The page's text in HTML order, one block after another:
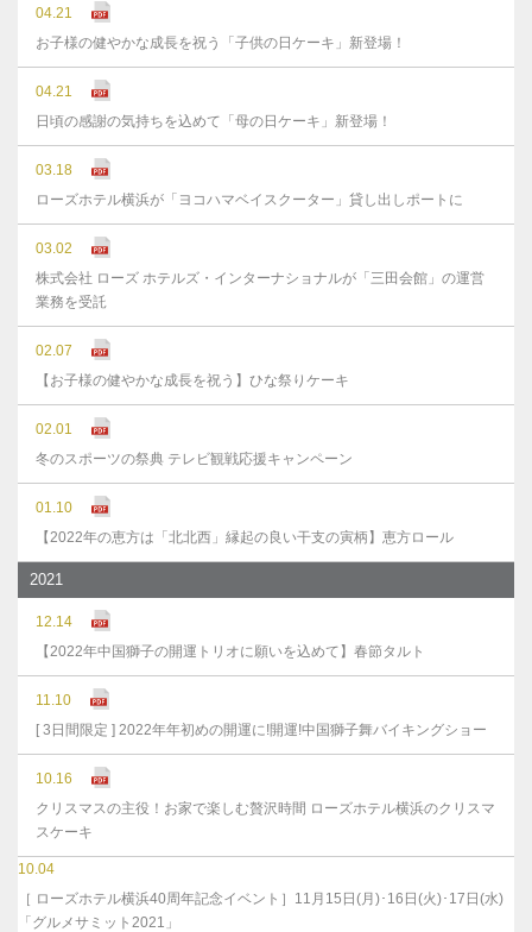
04.21
お子様の健やかな成長を祝う「子供の日ケーキ」新登場！
04.21
日頃の感謝の気持ちを込めて「母の日ケーキ」新登場！
03.18
ローズホテル横浜が「ヨコハマベイスクーター」貸し出しポートに
03.02
株式会社 ローズ ホテルズ・インターナショナルが「三田会館」の運営
業務を受託
02.07
【お子様の健やかな成長を祝う】ひな祭りケーキ
02.01
冬のスポーツの祭典 テレビ観戦応援キャンペーン
01.10
【2022年の恵方は「北北西」縁起の良い干支の寅柄】恵方ロール
2021
12.14
【2022年中国獅子の開運トリオに願いを込めて】春節タルト
11.10
[ 3日間限定 ] 2022年年初めの開運に!開運!中国獅子舞バイキングショー
10.16
クリスマスの主役！お家で楽しむ贅沢時間 ローズホテル横浜のクリスマ
スケーキ
10.04
［ ローズホテル横浜40周年記念イベント］11月15日(月)･16日(火)･17日(水)
「グルメサミット2021」